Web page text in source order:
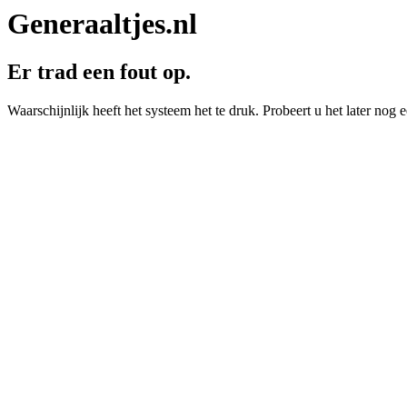
Generaaltjes.nl
Er trad een fout op.
Waarschijnlijk heeft het systeem het te druk. Probeert u het later nog